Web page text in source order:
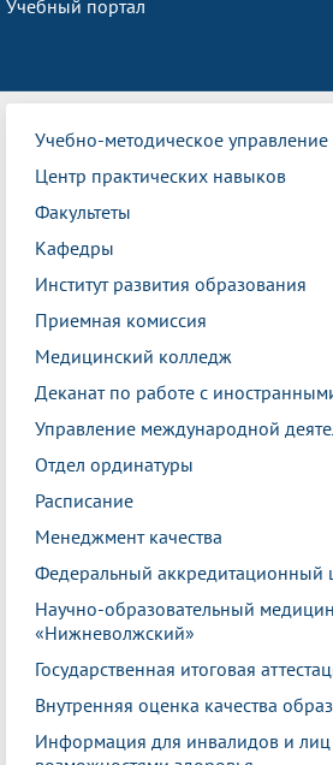
Учебный портал
Учебно-методическое управление
Центр практических навыков
Факультеты
Кафедры
Институт развития образования
Приемная комиссия
Медицинский колледж
Деканат по работе с
Управление международной
Отдел ординатуры
Расписание
Менеджмент качества
Федеральный аккредитационный
Научно-образовательный
«Нижневолжский»
Государственная итоговая
Внутренняя оценка качества
Информация для инвалидов и